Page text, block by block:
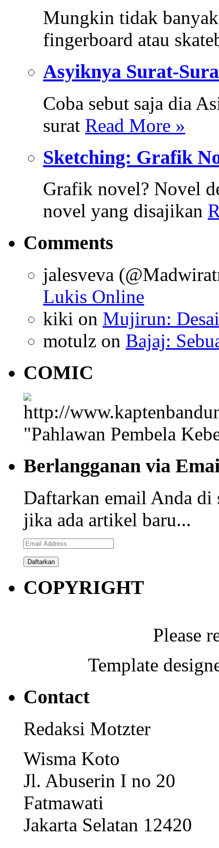
Mungkin tidak
fingerboard atau
Asyiknya Surat-
Coba sebut saja dia
surat Read More »
Sketching: Grafik
Grafik novel? Novel
novel yang disajikan
Comments
jalesveva
Lukis Online
kiki on Mujirun:
motulz on Bajaj:
COMIC
"Pahlawan Pembela
Berlangganan via
Daftarkan email Anda
jika ada artikel baru...
Email
Address
COPYRIGHT
Please
Template
Contact
Redaksi Motzter
Wisma Koto
Jl. Abuserin I no 20
Fatmawati
Jakarta Selatan 12420